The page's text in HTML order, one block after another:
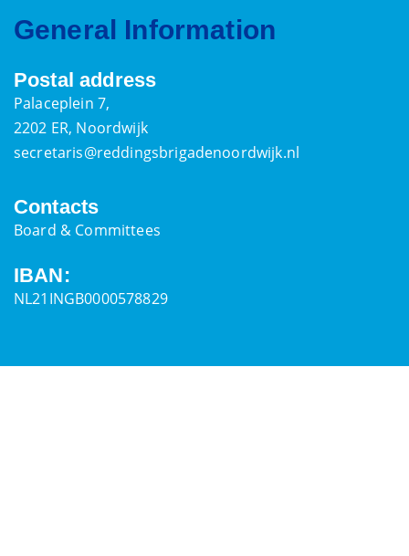
General Information
Postal address
Palaceplein 7,
2202 ER, Noordwijk
secretaris@reddingsbrigadenoordwijk.nl
Contacts
Board & Committees
IBAN:
NL21INGB0000578829